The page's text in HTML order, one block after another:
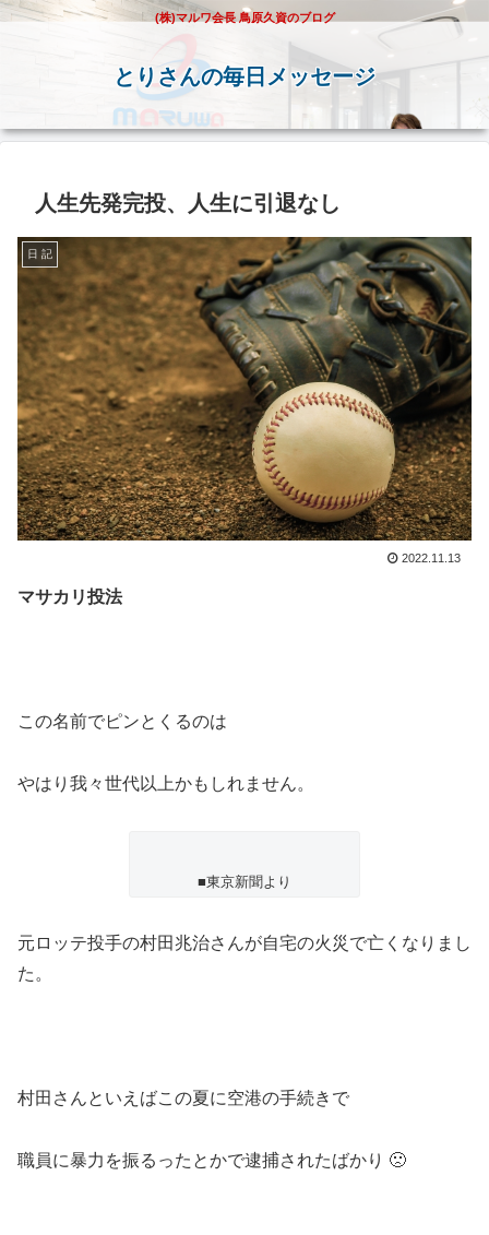
(株)マルワ会長 鳥原久資のブログ
とりさんの毎日メッセージ
人生先発完投、人生に引退なし
日 記
2022.11.13
マサカリ投法
この名前でピンとくるのは
やはり我々世代以上かもしれません。
■東京新聞より
元ロッテ投手の村田兆治さんが自宅の火災で亡くなりまし
た。
村田さんといえばこの夏に空港の手続きで
職員に暴力を振るったとかで逮捕されたばかり 🙁